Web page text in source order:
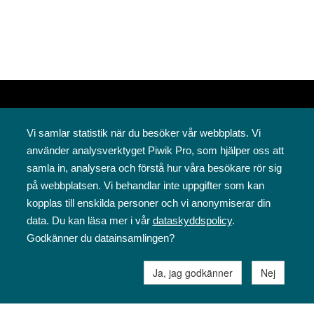
Svenska folkskolans vänner rf
Annegatan 12
00120 Helsingfors
09 6844 570
sfv@sfv.fi
Vi samlar statistik när du besöker vår webbplats. Vi
använder analysverktyget Piwik Pro, som hjälper oss att
samla in, analysera och förstå hur våra besökare rör sig
på webbplatsen. Vi behandlar inte uppgifter som kan
kopplas till enskilda personer och vi anonymiserar din
data. Du kan läsa mer i vår dataskyddspolicy.
Godkänner du datainsamlingen?
Ja, jag godkänner Nej